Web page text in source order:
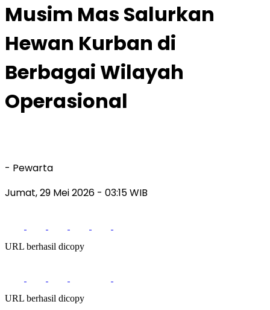
Musim Mas Salurkan
Hewan Kurban di
Berbagai Wilayah
Operasional
- Pewarta
Jumat, 29 Mei 2026 - 03:15 WIB
URL berhasil dicopy
URL berhasil dicopy